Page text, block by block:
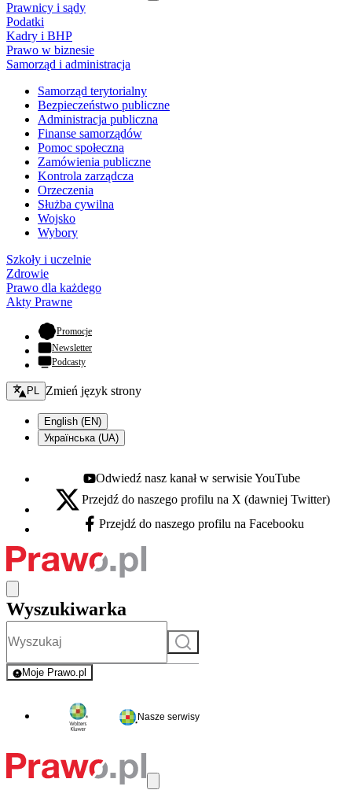
Prawnicy i sądy
Podatki
Kadry i BHP
Prawo w biznesie
Samorząd i administracja
Samorząd terytorialny
Bezpieczeństwo publiczne
Administracja publiczna
Finanse samorządów
Pomoc społeczna
Zamówienia publiczne
Kontrola zarządcza
Orzeczenia
Służba cywilna
Wojsko
Wybory
Szkoły i uczelnie
Zdrowie
Prawo dla każdego
Akty Prawne
Promocje- otwiera się w nowej karcie
Newsletter
Podcasty
Zmień język - bieżący:
PL Zmień język strony
English (EN)
Українська (UA)
Youtube - otwiera się w nowej karcie
Odwiedź nasz kanał w serwisie YouTube
X - otwiera się w nowej karcie
Przejdź do naszego profilu na X (dawniej Twitter)
Facebook - otwiera się w nowej karcie
Przejdź do naszego profilu na Facebooku
Wyszukiwarka
Szukaj
Moje Prawo.pl
- rejestracja i logowanie do serwisu
Nasze serwisy